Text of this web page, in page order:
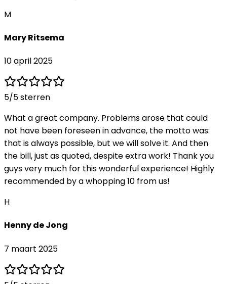
M
Mary Ritsema
10 april 2025
5/5 sterren
What a great company. Problems arose that could
not have been foreseen in advance, the motto was:
that is always possible, but we will solve it. And then
the bill, just as quoted, despite extra work! Thank you
guys very much for this wonderful experience! Highly
recommended by a whopping 10 from us!
H
Henny de Jong
7 maart 2025